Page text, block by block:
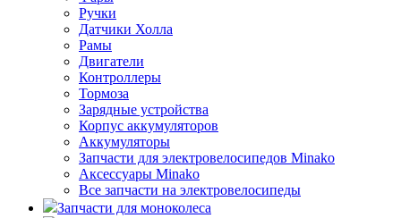
Ручки
Датчики Холла
Рамы
Двигатели
Контроллеры
Тормоза
Зарядные устройства
Корпус аккумуляторов
Аккумуляторы
Запчасти для электровелосипедов Minako
Аксессуары Minako
Все запчасти на электровелосипеды
Запчасти для моноколеса